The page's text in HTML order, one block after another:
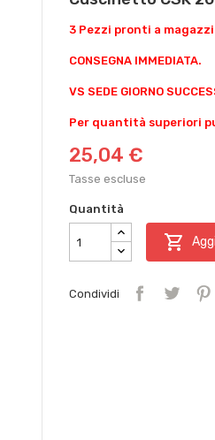
3 Pezzi pronti a
CONSEGNA IMMEDIATA.
VS SEDE GIORNO
Per quantità superiori
25,04 €
Tasse escluse
Quantità

Condividi